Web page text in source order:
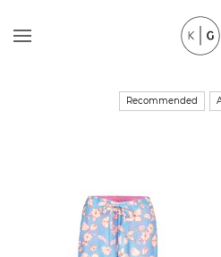
Recommended